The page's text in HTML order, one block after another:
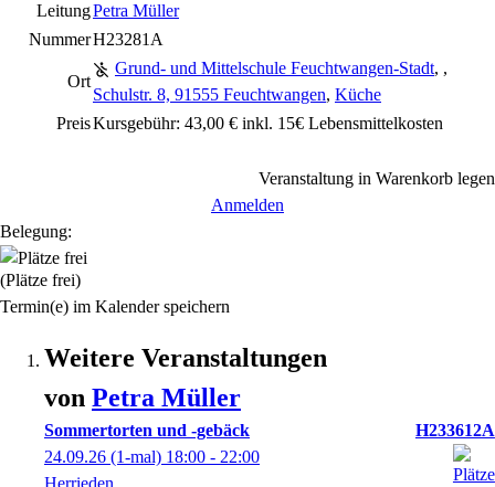
LeitungPetra Müller
NummerH23281A
Ort
Grund- und Mittelschule Feuchtwangen-Stadt, ,
Schulstr. 8, 91555 Feuchtwangen, Küche
PreisKursgebühr: 43,00 € inkl. 15€ Lebensmittelkosten
Veranstaltung in Warenkorb legen
Anmelden
Belegung:
(Plätze frei)
Termin(e) im Kalender speichern
Weitere Veranstaltungen
von Petra Müller
Sommertorten und -gebäck
H233612A
24.09.26 (1-mal) 18:00 - 22:00
Herrieden